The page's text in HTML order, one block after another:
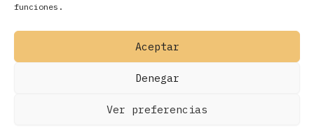
funciones.
Aceptar
Denegar
Ver preferencias